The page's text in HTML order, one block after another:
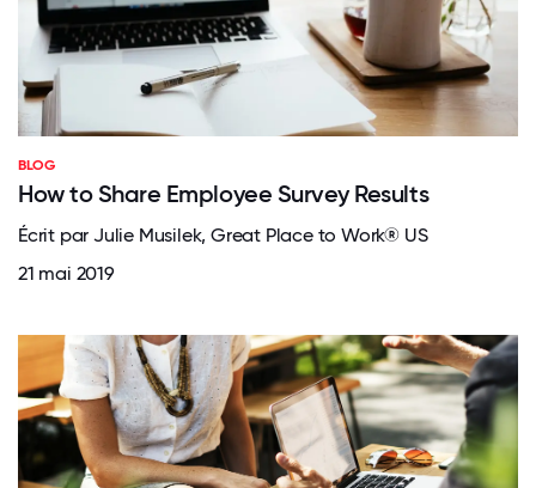
BLOG
How to Share Employee Survey Results
Écrit par Julie Musilek, Great Place to Work® US
21 mai 2019